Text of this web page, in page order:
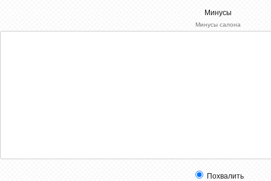
Минусы
Минусы салона
Похвалить